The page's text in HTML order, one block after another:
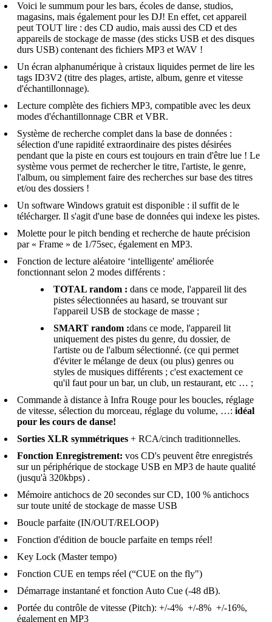
Voici le summum pour les bars, écoles de danse, studios,
magasins, mais également pour les DJ! En effet, cet appareil
peut TOUT lire : des CD audio, mais aussi des CD et des
appareils de stockage de masse (des sticks USB et des disques
durs USB) contenant des fichiers MP3 et WAV !
Un écran alphanumérique à cristaux liquides permet de lire les
tags ID3V2 (titre des plages, artiste, album, genre et vitesse
d'échantillonnage).
Lecture complète des fichiers MP3, compatible avec les deux
modes d'échantillonnage CBR et VBR.
Système de recherche complet dans la base de données :
sélection d'une rapidité extraordinaire des pistes désirées
pendant que la piste en cours est toujours en train d'être lue ! Le
système vous permet de rechercher le titre, l'artiste, le genre,
l'album, ou simplement faire des recherches sur base des titres
et/ou des dossiers !
Un software Windows gratuit est disponible : il suffit de le
télécharger. Il s'agit d'une base de données qui indexe les pistes.
Molette pour le pitch bending et recherche de haute précision
par « Frame » de 1/75sec, également en MP3.
Fonction de lecture aléatoire ‘intelligente' améliorée
fonctionnant selon 2 modes différents :
TOTAL random : dans ce mode, l'appareil lit des
pistes sélectionnées au hasard, se trouvant sur
l'appareil USB de stockage de masse ;
SMART random :dans ce mode, l'appareil lit
uniquement des pistes du genre, du dossier, de
l'artiste ou de l'album sélectionné. (ce qui permet
d'éviter le mélange de deux (ou plus) genres ou
styles de musiques différents ; c'est exactement ce
qu'il faut pour un bar, un club, un restaurant, etc … ;
Commande à distance à Infra Rouge pour les boucles, réglage
de vitesse, sélection du morceau, réglage du volume, …: idéal
pour les cours de danse!
Sorties XLR symmétriques + RCA/cinch traditionnelles.
Fonction Enregistrement: vos CD's peuvent être enregistrés
sur un périphérique de stockage USB en MP3 de haute qualité
(jusqu'à 320kbps) .
Mémoire antichocs de 20 secondes sur CD, 100 % antichocs
sur toute unité de stockage de masse USB
Boucle parfaite (IN/OUT/RELOOP)
Fonction d'édition de boucle parfaite en temps réel!
Key Lock (Master tempo)
Fonction CUE en temps réel (“CUE on the fly")
Démarrage instantané et fonction Auto Cue (-48 dB).
Portée du contrôle de vitesse (Pitch): +/-4% +/-8% +/-16%,
également en MP3